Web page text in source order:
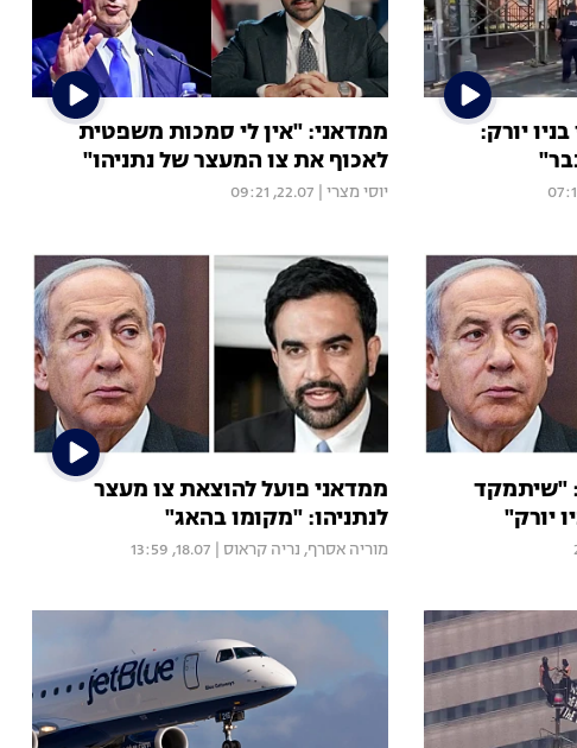
יורק:
ממדאני: "אין לי סמכות משפטית
לאכוף את צו המעצר של נתניהו"
יוסי מצרי 22.07, 09:21
"שיתמקד
יורק"
ממדאני פועל להוצאת צו מעצר
לנתניהו: "מקומו בהאג"
מוריה אסרף, נריה קראוס 18.07, 13:59